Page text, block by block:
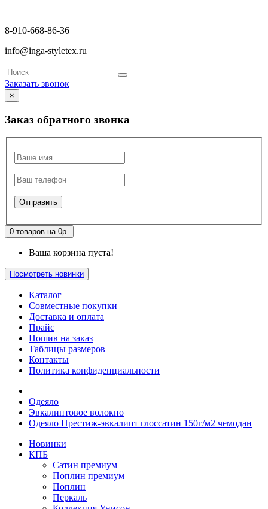
8-910-668-86-36
info@inga-styletex.ru
Заказать звонок
×
Заказ обратного звонка
0 товаров на 0р.
Ваша корзина пуста!
Посмотреть новинки
Каталог
Совместные покупки
Доставка и оплата
Прайс
Пошив на заказ
Таблицы размеров
Контакты
Политика конфиденциальности
Одеяло
Эвкалиптовое волокно
Одеяло Престиж-эвкалипт глоссатин 150г/м2 чемодан
Новинки
КПБ
Сатин премиум
Поплин премиум
Поплин
Перкаль